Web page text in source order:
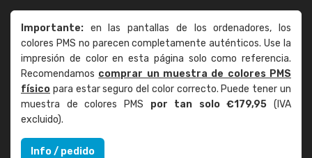
Importante: en las pantallas de los ordenadores, los
colores PMS no parecen completamente auténticos. Use la
impresión de color en esta página solo como referencia.
Recomendamos comprar un muestra de colores PMS
físico para estar seguro del color correcto. Puede tener un
muestra de colores PMS por tan solo €179,95 (IVA
excluido).
Info / pedido